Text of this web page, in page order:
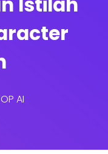
AI